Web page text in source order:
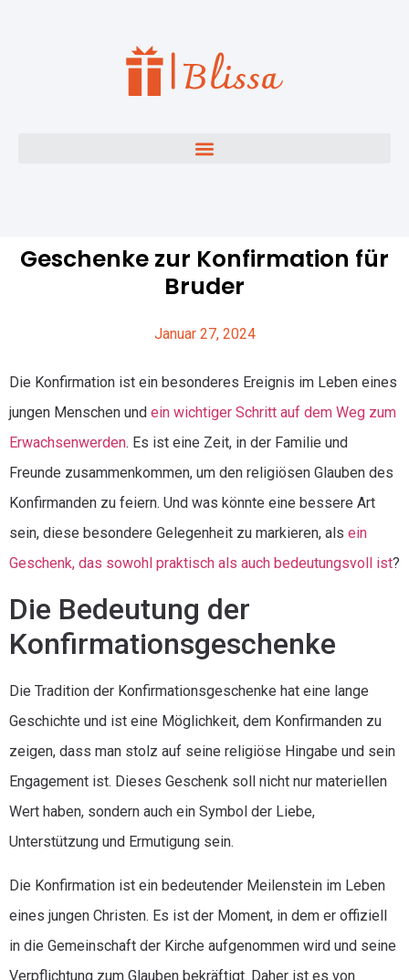
Geschenke zur Konfirmation für
Bruder
Januar 27, 2024
Die Konfirmation ist ein besonderes Ereignis im Leben eines
jungen Menschen und ein wichtiger Schritt auf dem Weg zum
Erwachsenwerden. Es ist eine Zeit, in der Familie und
Freunde zusammenkommen, um den religiösen Glauben des
Konfirmanden zu feiern. Und was könnte eine bessere Art
sein, diese besondere Gelegenheit zu markieren, als ein
Geschenk, das sowohl praktisch als auch bedeutungsvoll ist?
Die Bedeutung der
Konfirmationsgeschenke
Die Tradition der Konfirmationsgeschenke hat eine lange
Geschichte und ist eine Möglichkeit, dem Konfirmanden zu
zeigen, dass man stolz auf seine religiöse Hingabe und sein
Engagement ist. Dieses Geschenk soll nicht nur materiellen
Wert haben, sondern auch ein Symbol der Liebe,
Unterstützung und Ermutigung sein.
Die Konfirmation ist ein bedeutender Meilenstein im Leben
eines jungen Christen. Es ist der Moment, in dem er offiziell
in die Gemeinschaft der Kirche aufgenommen wird und seine
Verpflichtung zum Glauben bekräftigt. Daher ist es von